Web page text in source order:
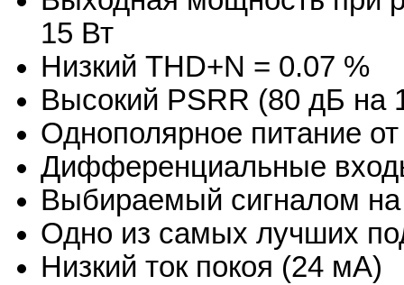
15 Вт
Низкий THD+N = 0.07 %
Высокий PSRR (80 дБ на
Однополярное питание
Дифференциальные
Выбираемый сигналом
Одно из самых лучших
Низкий ток покоя (24 мА)